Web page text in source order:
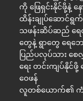
ကို ဖြေရှင်းနိုင်ဖို့နဲ့
ထိန်းချုပ်ဆောင်ရွက်
သဖန်းဆိပ်ဆည် ရေ
တွေနဲ့ ရွာတွေ ရေဘေ
ပြည်ပလုပ်သား စေ
ရေး တင်းကျပ်နိုင်
ဝေဖန်
လူတစ်ယောက်၏ ကံကြ